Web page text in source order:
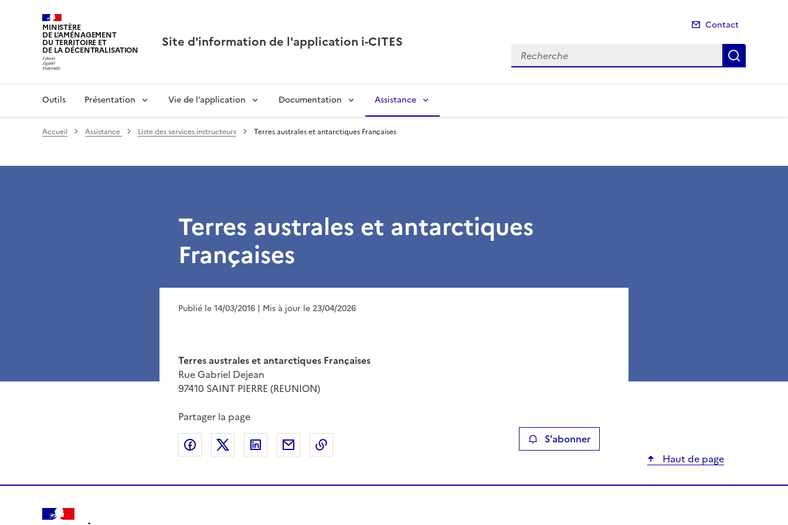
MINISTÈRE
DE L'AMÉNAGEMENT
DU TERRITOIRE ET
DE LA DÉCENTRALISATION Site d'information de l'application i-CITES
Contact
Recherche
Outils Présentation Vie de l’application Documentation Assistance
Accueil Assistance Liste des services instructeurs Terres australes et antarctiques Françaises
Terres australes et antarctiques
Françaises
Publié le 14/03/2016 | Mis à jour le 23/04/2026
Terres australes et antarctiques Françaises
Rue Gabriel Dejean
97410 SAINT PIERRE (REUNION)
Partager la page
Partager sur Facebook
Partager sur XPartager sur LinkedIn
Partager par emailCopier le lien de la page dans le presse-papier S'abonner
Haut de page